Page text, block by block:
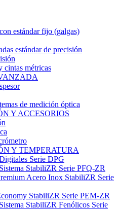
estándar fijo (galgas)
estándar de precisión
cintas métricas
de medición óptica
Y ACCESORIOS
Y TEMPERATURA
Serie DPG
StabiliZR Serie PFQ-ZR
Acero Inox StabiliZR Serie
StabiliZR Serie PEM-ZR
StabiliZR Fenólicos Serie